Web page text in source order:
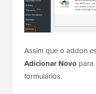
Assim que o addon
Adicionar Novo para
formulários.